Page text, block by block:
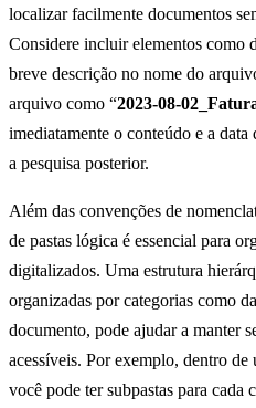
localizar facilmente documentos
Considere incluir elementos como
breve descrição no nome do
arquivo como “2023-08-
imediatamente o conteúdo e a
a pesquisa posterior.
Além das convenções de
de pastas lógica é essencial para
digitalizados. Uma estrutura
organizadas por categorias como
documento, pode ajudar a manter
acessíveis. Por exemplo, dentro de
você pode ter subpastas para cada